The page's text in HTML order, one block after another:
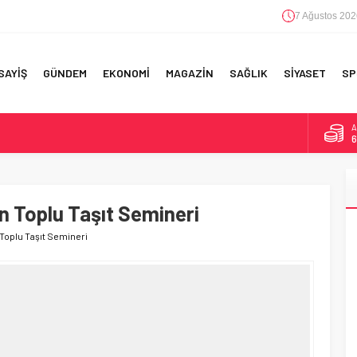
7 Ağustos
GÜNDEM EKONOMİ MAGAZİN SAĞLIK SİYASET
5’İNCİLİK!
EN BÜYÜK HATALAR
Toplu Taşıt Semineri
Taşıt Semineri